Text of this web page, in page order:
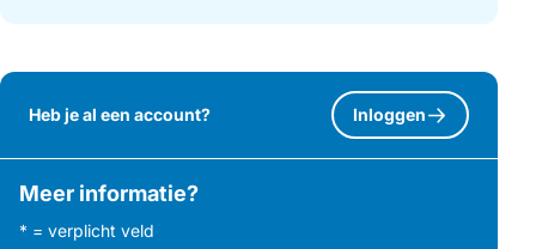
Heb je al een account? Inloggen
Meer informatie?
* = verplicht veld